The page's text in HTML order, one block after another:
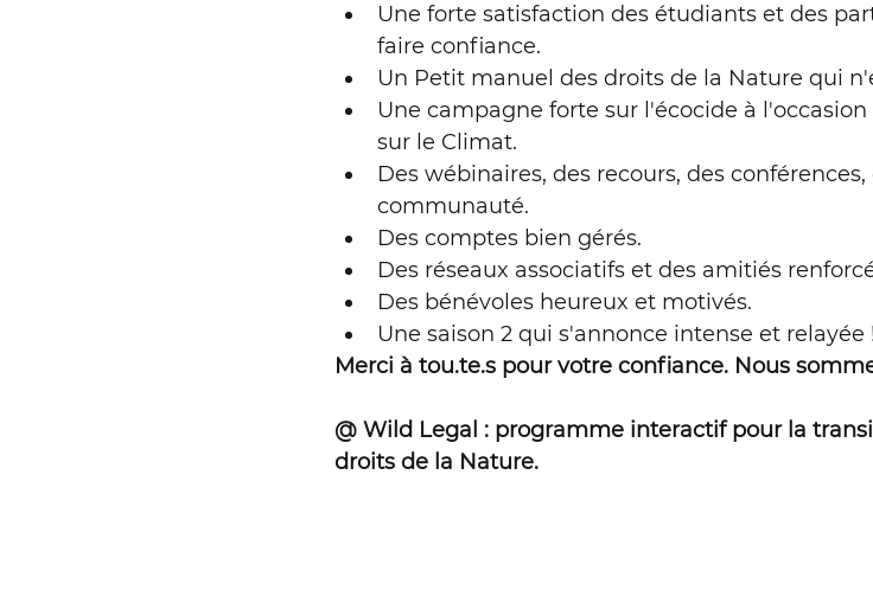
Parlement de la rivière Creuse
Expérimentation grandeur nature
Une forte satisfaction des étudiants et des
faire confiance.
Un Petit manuel des droits de la Nature qui
Une campagne forte sur l'écocide à
sur le Climat.
Des wébinaires, des recours, des
communauté.
Des comptes bien gérés.
Des réseaux associatifs et des amitiés
Des bénévoles heureux et motivés.
Une saison 2 qui s'annonce intense et relayée
Merci à tou.te.s pour votre confiance. Nous
@ Wild Legal : programme interactif pour la
droits de la Nature.